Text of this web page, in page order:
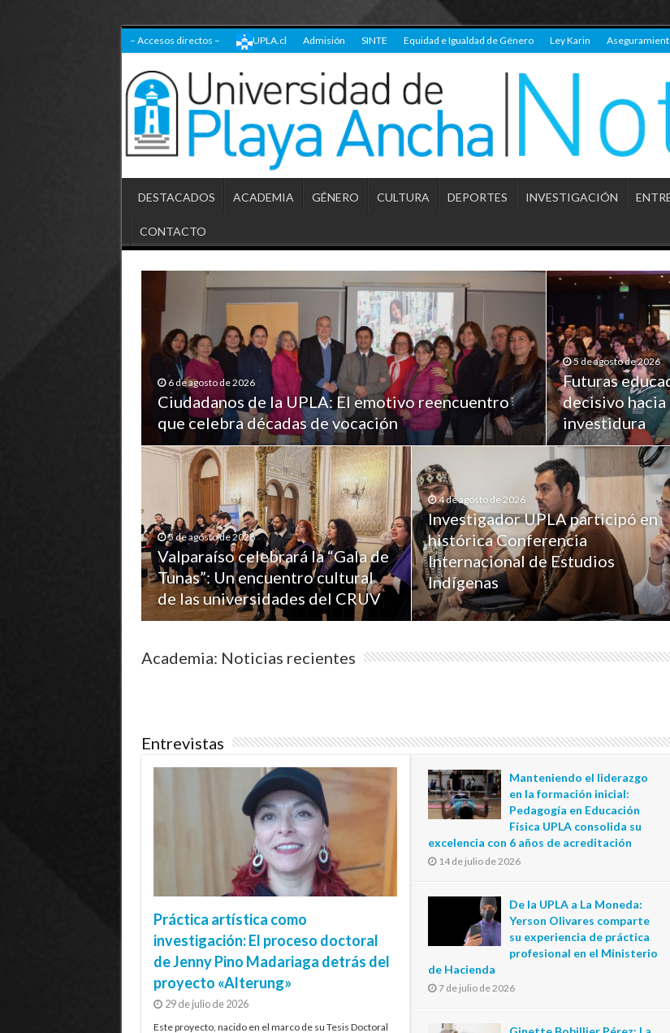
– Accesos directos – UPLA.cl Admisión SINTE Equidad e Igualdad de Género Ley Karin
DESTACADOS ACADEMIA GÉNERO CULTURA DEPORTES INVESTIGACIÓN
CONTACTO
6 de agosto de 2026
Ciudadanos de la UPLA: El emotivo reencuentro
que celebra décadas de vocación
5 de agosto de 2026
Futuras
decisivo
investidura
5 de agosto de 2026
Valparaíso celebrará la “Gala de
Tunas”: Un encuentro cultural
de las universidades del CRUV
4 de agosto de 2026
Investigador UPLA participó en
histórica Conferencia
Internacional de Estudios
Indígenas
Academia: Noticias recientes
Entrevistas
Práctica artística como
investigación: El proceso doctoral
de Jenny Pino Madariaga detrás del
proyecto «Alterung»
29 de julio de 2026
Este proyecto, nacido en el marco de su Tesis Doctoral
Manteniendo el liderazgo
en la formación inicial:
Pedagogía en Educación
Física UPLA consolida su
excelencia con 6 años de acreditación
14 de julio de 2026
De la UPLA a La Moneda:
Yerson Olivares comparte
su experiencia de práctica
profesional en el Ministerio
de Hacienda
7 de julio de 2026